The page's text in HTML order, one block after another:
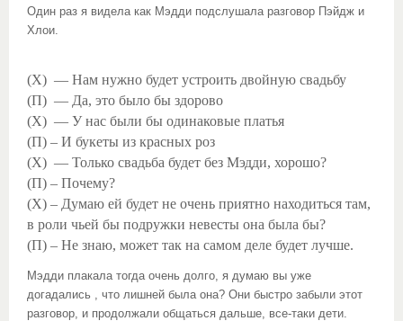
Один раз я видела как Мэдди подслушала разговор Пэйдж и
Хлои.
(Х) — Нам нужно будет устроить двойную свадьбу
(П) — Да, это было бы здорово
(Х) — У нас были бы одинаковые платья
(П) – И букеты из красных роз
(Х) — Только свадьба будет без Мэдди, хорошо?
(П) – Почему?
(Х) – Думаю ей будет не очень приятно находиться там,
в роли чьей бы подружки невесты она была бы?
(П) – Не знаю, может так на самом деле будет лучше.
Мэдди плакала тогда очень долго, я думаю вы уже
догадались , что лишней была она? Они быстро забыли этот
разговор, и продолжали общаться дальше, все-таки дети.